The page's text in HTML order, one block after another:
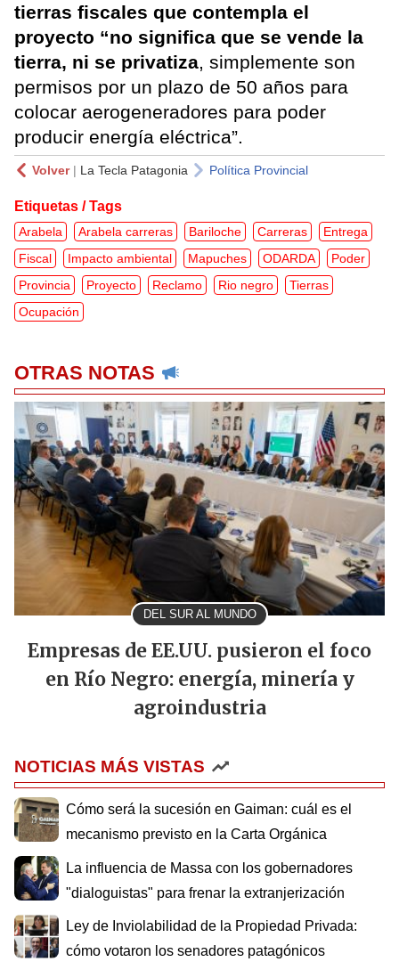
tierras fiscales que contempla el
proyecto “no significa que se vende la
tierra, ni se privatiza, simplemente son
permisos por un plazo de 50 años para
colocar aerogeneradores para poder
producir energía eléctrica”.
Volver| La Tecla Patagonia Política Provincial
Etiquetas / Tags
Arabela Arabela carreras Bariloche Carreras
Entrega
Fiscal
Impacto ambiental Mapuches ODARDA
Poder
Provincia
Proyecto Reclamo Rio negro
Tierras
Ocupación
OTRAS NOTAS
DEL SUR AL MUNDO
Empresas de EE.UU. pusieron el foco
en Río Negro: energía, minería y
agroindustria
NOTICIAS MÁS VISTAS
Cómo será la sucesión en Gaiman: cuál es el
mecanismo previsto en la Carta Orgánica
La influencia de Massa con los gobernadores
"dialoguistas" para frenar la extranjerización
Ley de Inviolabilidad de la Propiedad Privada:
cómo votaron los senadores patagónicos